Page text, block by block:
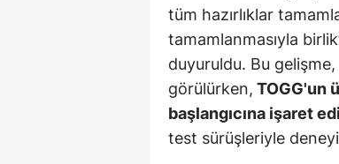
tüm hazırlıklar
tamamlanmasıyla
duyuruldu. Bu
görülürken, TOGG'un
başlangıcına işaret
test sürüşleriyle